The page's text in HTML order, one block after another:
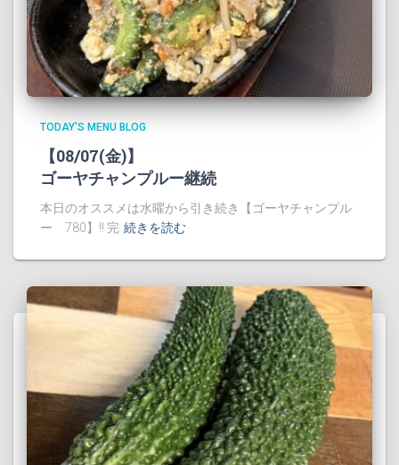
TODAY'S MENU BLOG
【08/07(金)】
ゴーヤチャンプルー継続
本日のオススメは水曜から引き続き【ゴーヤチャンプル
ー 780】!! 完 続きを読む